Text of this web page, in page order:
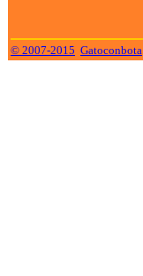
© 2007-2015 Gatoconbota